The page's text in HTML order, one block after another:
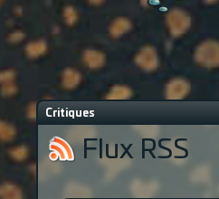
Critiques
Flux RSS